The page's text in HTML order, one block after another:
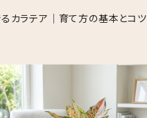
カラテア｜育て方の基本とコツ